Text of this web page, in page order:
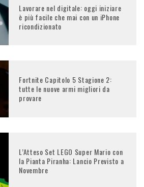
Lavorare nel digitale: oggi iniziare
è più facile che mai con un iPhone
ricondizionato
Fortnite Capitolo 5 Stagione 2:
tutte le nuove armi migliori da
provare
L’Atteso Set LEGO Super Mario con
la Pianta Piranha: Lancio Previsto a
Novembre